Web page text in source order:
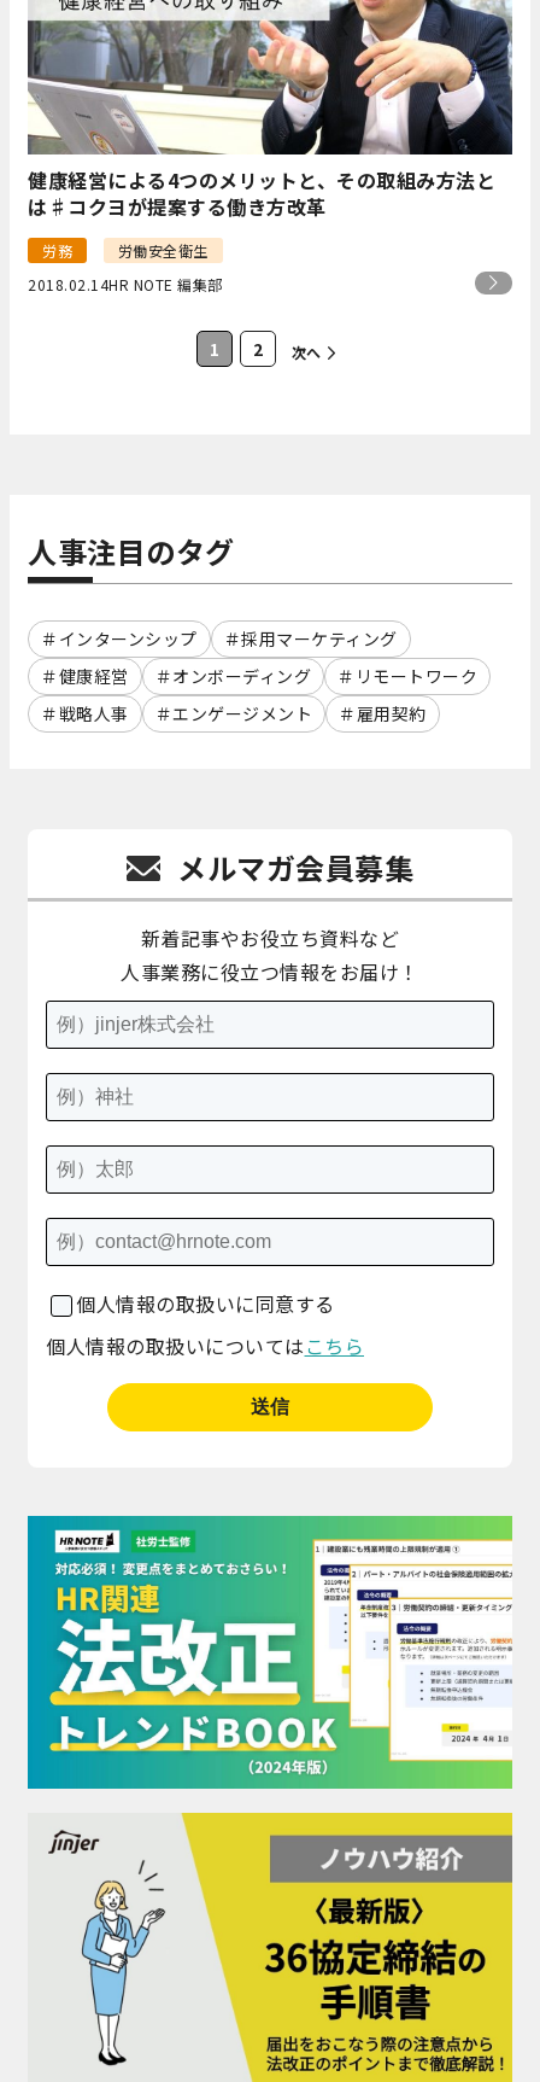
健康経営による4つのメリットと、その取組み方法と
は♯コクヨが提案する働き方改革
労務
労働安全衛生
2018.02.14HR NOTE 編集部
1 2 次へ
人事注目のタグ
インターンシップ
採用マーケティング
健康経営
オンボーディング
リモートワーク
戦略人事
エンゲージメント 雇用契約
メルマガ会員募集
新着記事やお役立ち資料など
人事業務に役立つ情報をお届け！
個人情報の取扱いに同意する
個人情報の取扱いについては こちら